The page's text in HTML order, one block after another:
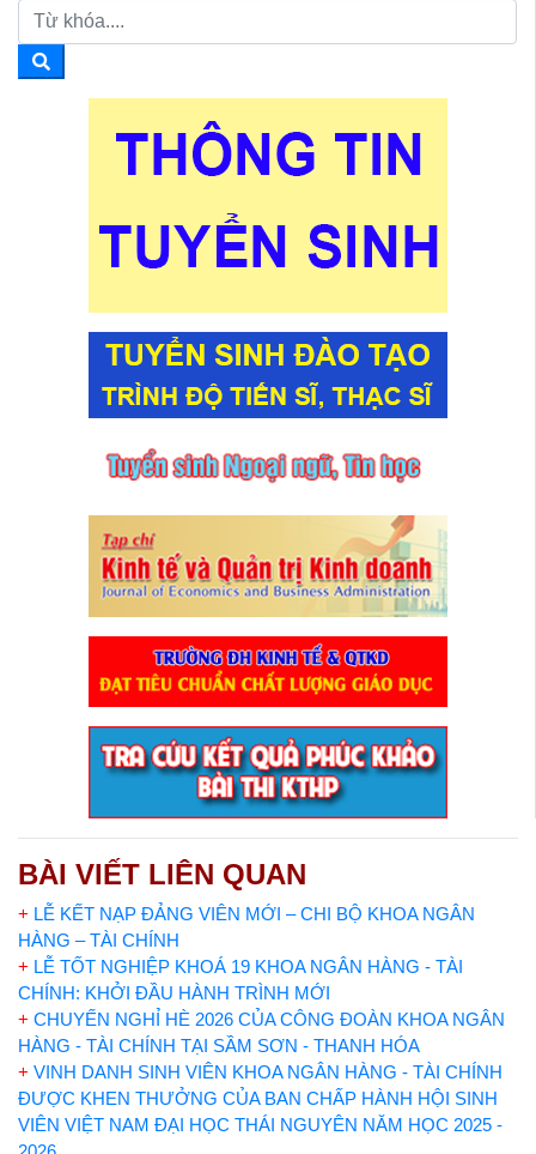
BÀI VIẾT LIÊN QUAN
+ LỄ KẾT NẠP ĐẢNG VIÊN MỚI – CHI BỘ KHOA NGÂN
HÀNG – TÀI CHÍNH
+ LỄ TỐT NGHIỆP KHOÁ 19 KHOA NGÂN HÀNG - TÀI
CHÍNH: KHỞI ĐẦU HÀNH TRÌNH MỚI
+ CHUYẾN NGHỈ HÈ 2026 CỦA CÔNG ĐOÀN KHOA NGÂN
HÀNG - TÀI CHÍNH TẠI SẦM SƠN - THANH HÓA
+ VINH DANH SINH VIÊN KHOA NGÂN HÀNG - TÀI CHÍNH
ĐƯỢC KHEN THƯỞNG CỦA BAN CHẤP HÀNH HỘI SINH
VIÊN VIỆT NAM ĐẠI HỌC THÁI NGUYÊN NĂM HỌC 2025 -